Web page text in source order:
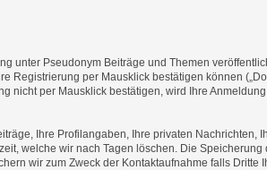
unter Pseudonym Beiträge und Themen
Registrierung per Mausklick bestätigen können
nicht per Mausklick bestätigen, wird Ihre
Ihre Profilangaben, Ihre privaten Nachrichten,
welche wir nach Tagen löschen. Die Speicherung
wir zum Zweck der Kontaktaufnahme falls Dritte